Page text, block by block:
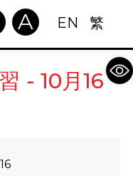
A EN 繁
- 10月16